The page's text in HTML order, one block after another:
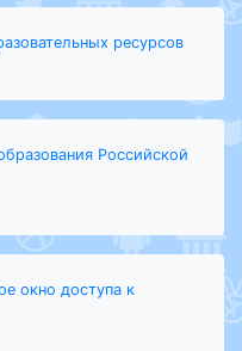
ресурсов
Российской
окно доступа к